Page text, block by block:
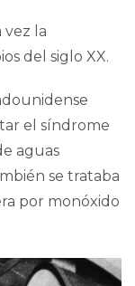
vez la
del siglo XX.
el síndrome
aguas
se trataba
por monóxido